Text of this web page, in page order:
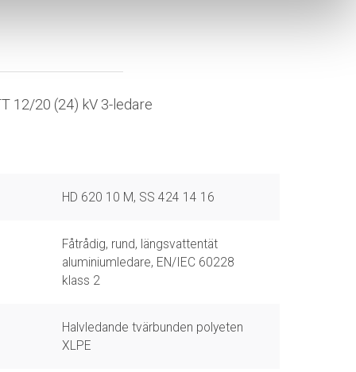
12/20 (24) kV 3-ledare
HD 620 10 M, SS 424 14 16
Fåtrådig, rund, längsvattentät
aluminiumledare, EN/IEC 60228
klass 2
Halvledande tvärbunden polyeten
XLPE